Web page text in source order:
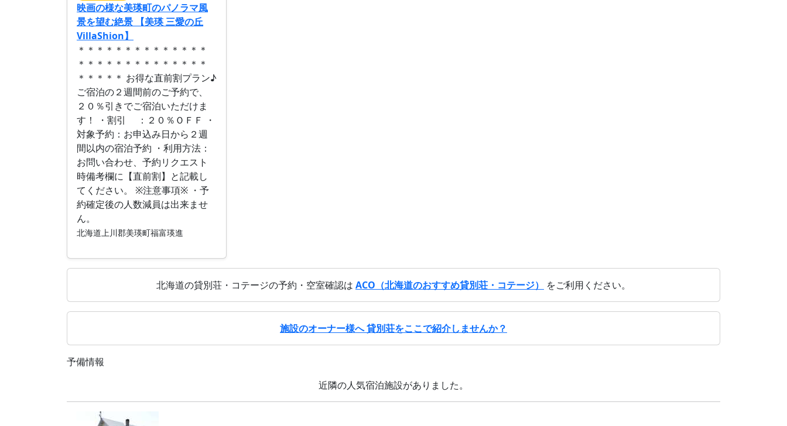
映画の様な美瑛町のパノラマ風
景を望む絶景 【美瑛 三愛の丘
VillaShion】
＊＊＊＊＊＊＊＊＊＊＊＊＊＊
＊＊＊＊＊＊＊＊＊＊＊＊＊＊
＊＊＊＊＊ お得な直前割プラン♪
ご宿泊の２週間前のご予約で、
２０％引きでご宿泊いただけま
す！ ・割引 ：２０％ＯＦＦ ・
対象予約：お申込み日から２週
間以内の宿泊予約 ・利用方法：
お問い合わせ、予約リクエスト
時備考欄に【直前割】と記載し
てください。 ※注意事項※ ・予
約確定後の人数減員は出来ませ
ん。
北海道上川郡美瑛町福富瑛進
北海道の貸別荘・コテージの予約・空室確認は ACO（北海道のおすすめ貸別荘・コテージ） をご利用ください。
施設のオーナー様へ 貸別荘をここで紹介しませんか？
予備情報
近隣の人気宿泊施設がありました。